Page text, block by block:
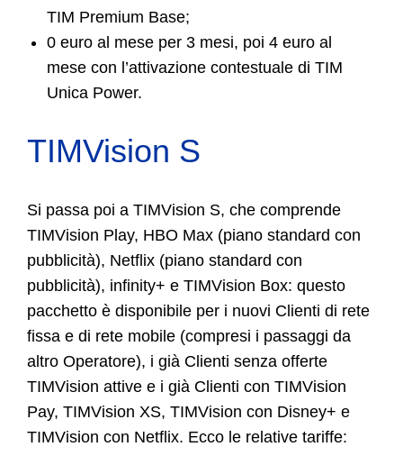
TIM Premium Base;
0 euro al mese per 3 mesi, poi 4 euro al
mese con l’attivazione contestuale di TIM
Unica Power.
TIMVision S
Si passa poi a TIMVision S, che comprende
TIMVision Play, HBO Max (piano standard con
pubblicità), Netflix (piano standard con
pubblicità), infinity+ e TIMVision Box: questo
pacchetto è disponibile per i nuovi Clienti di rete
fissa e di rete mobile (compresi i passaggi da
altro Operatore), i già Clienti senza offerte
TIMVision attive e i già Clienti con TIMVision
Pay, TIMVision XS, TIMVision con Disney+ e
TIMVision con Netflix. Ecco le relative tariffe: